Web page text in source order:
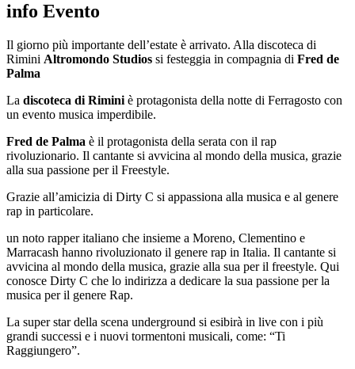
info Evento
Il giorno più importante dell’estate è arrivato. Alla discoteca di
Rimini Altromondo Studios si festeggia in compagnia di Fred de
Palma
La discoteca di Rimini è protagonista della notte di Ferragosto con
un evento musica imperdibile.
Fred de Palma è il protagonista della serata con il rap
rivoluzionario. Il cantante si avvicina al mondo della musica, grazie
alla sua passione per il Freestyle.
Grazie all’amicizia di Dirty C si appassiona alla musica e al genere
rap in particolare.
un noto rapper italiano che insieme a Moreno, Clementino e
Marracash hanno rivoluzionato il genere rap in Italia. Il cantante si
avvicina al mondo della musica, grazie alla sua per il freestyle. Qui
conosce Dirty C che lo indirizza a dedicare la sua passione per la
musica per il genere Rap.
La super star della scena underground si esibirà in live con i più
grandi successi e i nuovi tormentoni musicali, come: “Ti
Raggiungero”.